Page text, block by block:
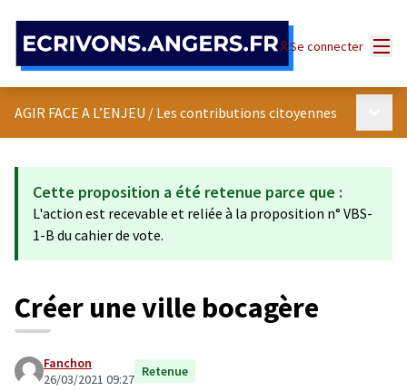
Se connecter
AGIR FACE A L’ENJEU / Les contributions citoyennes
Cette proposition a été retenue parce que :
L'action est recevable et reliée à la proposition n° VBS-
1-B du cahier de vote.
Créer une ville bocagère
Fanchon
26/03/2021 09:27 Retenue